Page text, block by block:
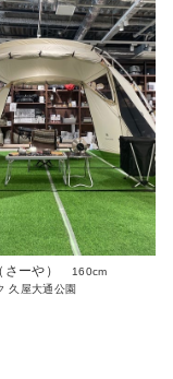
ーや）
160cm
久屋大通公園